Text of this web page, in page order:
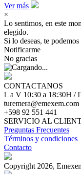
Ver más
×
Lo sentimos, en este
elegido.
Si lo deseas, te
Notificarme
No gracias
CONTACTANOS
L a V 10:30 a 18:30H /
turemera@emexem.com
+598 92 551 441
SERVICIO AL
Preguntas Frecuentes
Términos y condiciones
Contacto
Copyright 2026,